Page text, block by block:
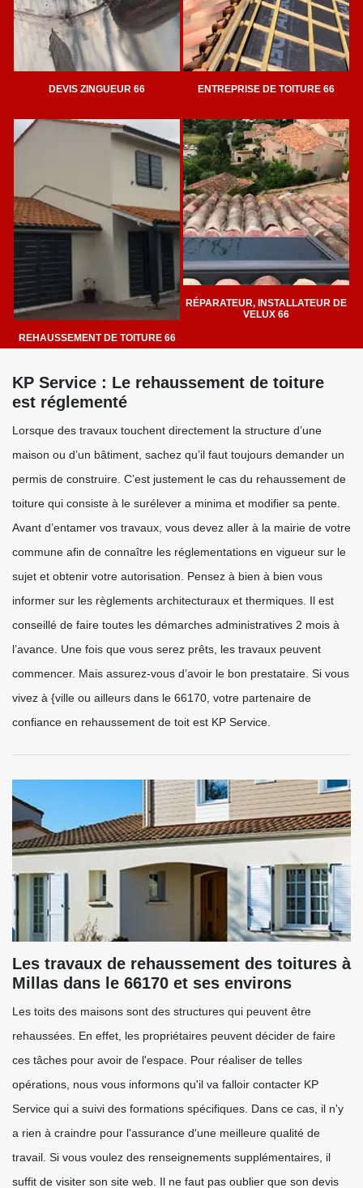
DEVIS ZINGUEUR 66 ENTREPRISE DE TOITURE 66
REHAUSSEMENT DE TOITURE 66
RÉPARATEUR, INSTALLATEUR DE
VELUX 66
KP Service : Le rehaussement de toiture
est réglementé
Lorsque des travaux touchent directement la structure d’une
maison ou d’un bâtiment, sachez qu’il faut toujours demander un
permis de construire. C’est justement le cas du rehaussement de
toiture qui consiste à le surélever a minima et modifier sa pente.
Avant d’entamer vos travaux, vous devez aller à la mairie de votre
commune afin de connaître les réglementations en vigueur sur le
sujet et obtenir votre autorisation. Pensez à bien à bien vous
informer sur les règlements architecturaux et thermiques. Il est
conseillé de faire toutes les démarches administratives 2 mois à
l’avance. Une fois que vous serez prêts, les travaux peuvent
commencer. Mais assurez-vous d’avoir le bon prestataire. Si vous
vivez à {ville ou ailleurs dans le 66170, votre partenaire de
confiance en rehaussement de toit est KP Service.
Les travaux de rehaussement des toitures à
Millas dans le 66170 et ses environs
Les toits des maisons sont des structures qui peuvent être
rehaussées. En effet, les propriétaires peuvent décider de faire
ces tâches pour avoir de l'espace. Pour réaliser de telles
opérations, nous vous informons qu'il va falloir contacter KP
Service qui a suivi des formations spécifiques. Dans ce cas, il n'y
a rien à craindre pour l'assurance d'une meilleure qualité de
travail. Si vous voulez des renseignements supplémentaires, il
suffit de visiter son site web. Il ne faut pas oublier que son devis